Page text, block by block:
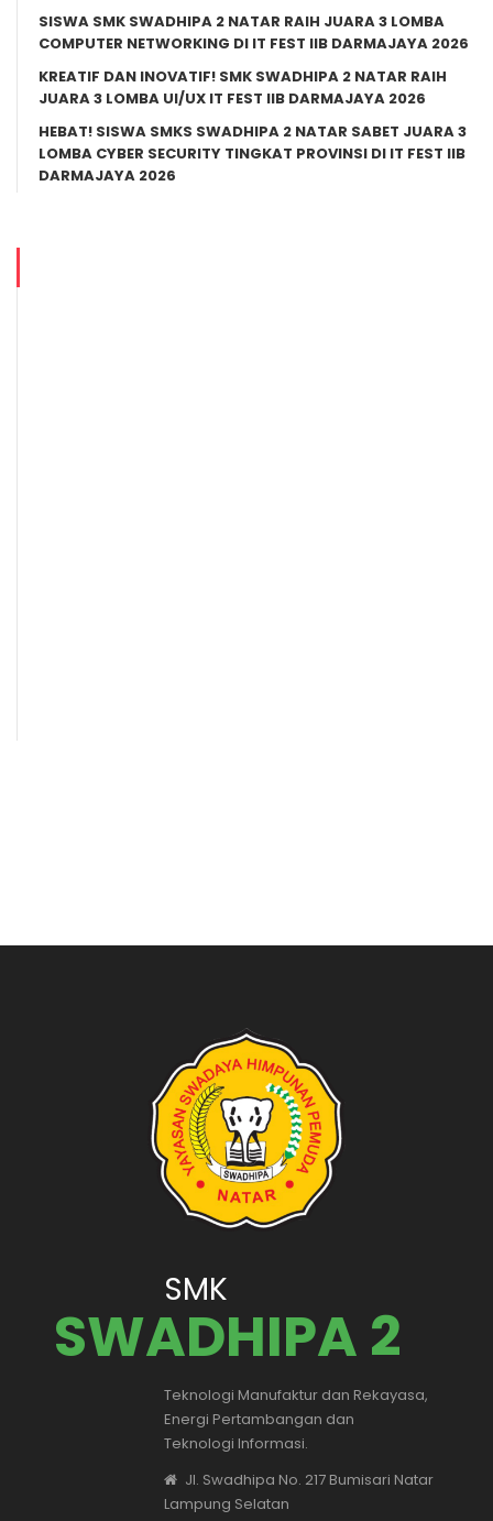
SISWA SMK SWADHIPA 2 NATAR RAIH JUARA 3 LOMBA
COMPUTER NETWORKING DI IT FEST IIB DARMAJAYA 2026
KREATIF DAN INOVATIF! SMK SWADHIPA 2 NATAR RAIH
JUARA 3 LOMBA UI/UX IT FEST IIB DARMAJAYA 2026
HEBAT! SISWA SMKS SWADHIPA 2 NATAR SABET JUARA 3
LOMBA CYBER SECURITY TINGKAT PROVINSI DI IT FEST IIB
DARMAJAYA 2026
SMK
SWADHIPA 2
Teknologi Manufaktur dan Rekayasa,
Energi Pertambangan dan
Teknologi Informasi.
Jl. Swadhipa No. 217 Bumisari Natar
Lampung Selatan